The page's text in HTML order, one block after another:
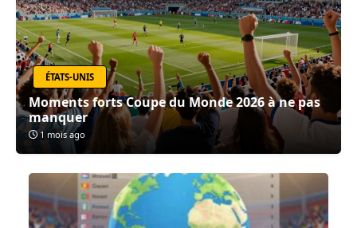
ÉTATS-UNIS
Moments forts Coupe du Monde 2026 à ne pas
manquer
1 mois ago